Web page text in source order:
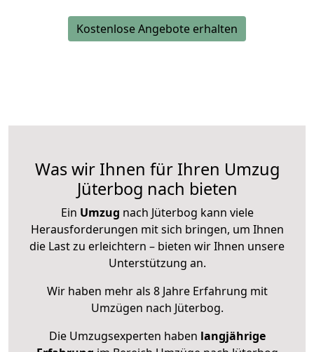
Kostenlose Angebote erhalten
Was wir Ihnen für Ihren Umzug
Jüterbog nach bieten
Ein Umzug nach Jüterbog kann viele
Herausforderungen mit sich bringen, um Ihnen
die Last zu erleichtern – bieten wir Ihnen unsere
Unterstützung an.
Wir haben mehr als 8 Jahre Erfahrung mit
Umzügen nach Jüterbog.
Die Umzugsexperten haben langjährige